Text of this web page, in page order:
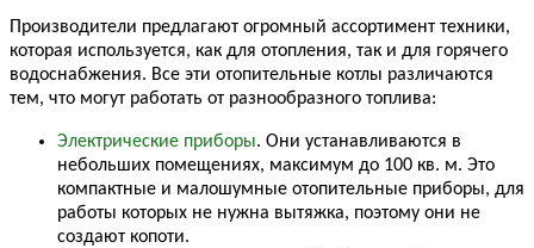
Производители предлагают огромный ассортимент техники,
которая используется, как для отопления, так и для горячего
водоснабжения. Все эти отопительные котлы различаются
тем, что могут работать от разнообразного топлива:
Электрические приборы. Они устанавливаются в
небольших помещениях, максимум до 100 кв. м. Это
компактные и малошумные отопительные приборы, для
работы которых не нужна вытяжка, поэтому они не
создают копоти.